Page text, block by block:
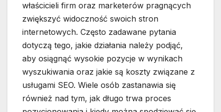
właścicieli firm oraz marketerów pragnących
zwiększyć widoczność swoich stron
internetowych. Często zadawane pytania
dotyczą tego, jakie działania należy podjąć,
aby osiągnąć wysokie pozycje w wynikach
wyszukiwania oraz jakie są koszty związane z
usługami SEO. Wiele osób zastanawia się
również nad tym, jak długo trwa proces